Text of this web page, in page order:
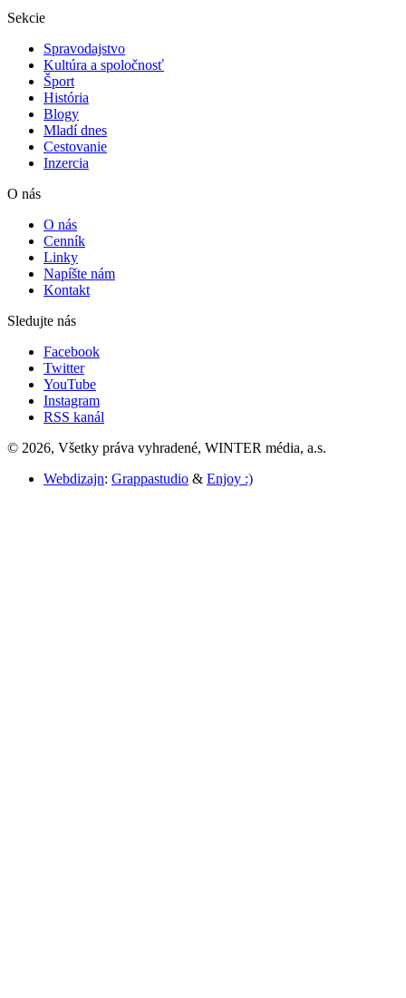
Sekcie
Spravodajstvo
Kultúra a spoločnosť
Šport
História
Blogy
Mladí dnes
Cestovanie
Inzercia
O nás
O nás
Cenník
Linky
Napíšte nám
Kontakt
Sledujte nás
Facebook
Twitter
YouTube
Instagram
RSS kanál
© 2026, Všetky práva vyhradené, WINTER média, a.s.
Webdizajn: Grappastudio & Enjoy :)